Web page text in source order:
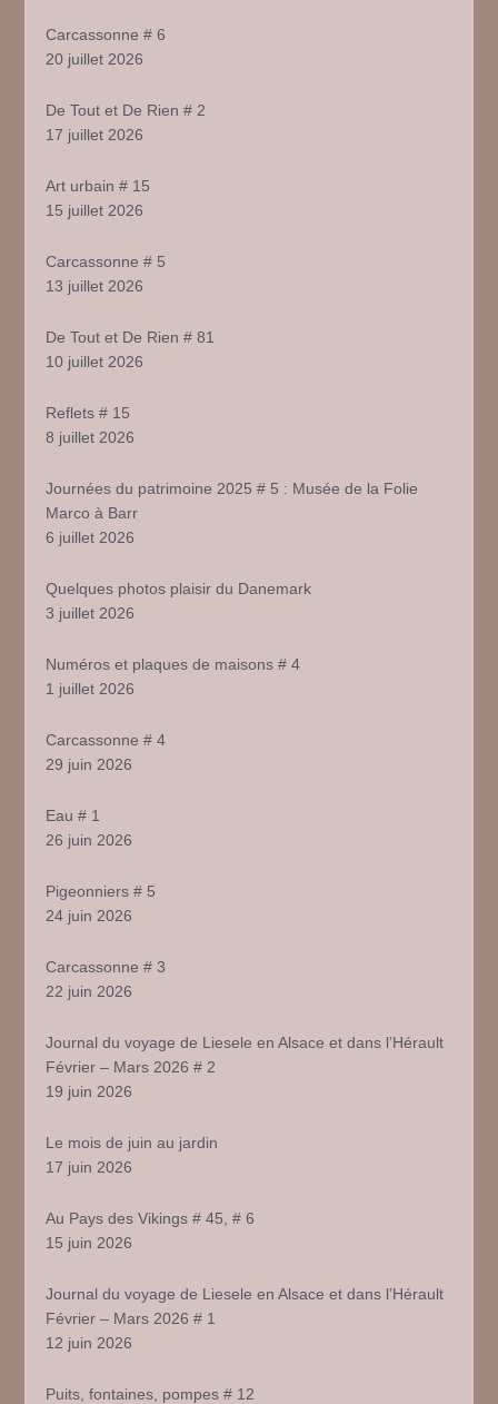
Carcassonne # 6
20 juillet 2026
De Tout et De Rien # 2
17 juillet 2026
Art urbain # 15
15 juillet 2026
Carcassonne # 5
13 juillet 2026
De Tout et De Rien # 81
10 juillet 2026
Reflets # 15
8 juillet 2026
Journées du patrimoine 2025 # 5 : Musée de la Folie
Marco à Barr
6 juillet 2026
Quelques photos plaisir du Danemark
3 juillet 2026
Numéros et plaques de maisons # 4
1 juillet 2026
Carcassonne # 4
29 juin 2026
Eau # 1
26 juin 2026
Pigeonniers # 5
24 juin 2026
Carcassonne # 3
22 juin 2026
Journal du voyage de Liesele en Alsace et dans l’Hérault
Février – Mars 2026 # 2
19 juin 2026
Le mois de juin au jardin
17 juin 2026
Au Pays des Vikings # 45, # 6
15 juin 2026
Journal du voyage de Liesele en Alsace et dans l’Hérault
Février – Mars 2026 # 1
12 juin 2026
Puits, fontaines, pompes # 12